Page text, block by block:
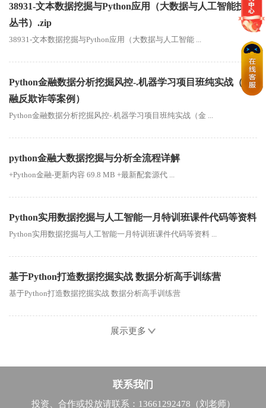
38931-文本数据挖掘与Python应用（大数据与人工智能技术
丛书）.zip
38931-文本数据挖掘与Python应用（大数据与人工智能 ...
Python金融数据分析挖掘风控-.机器学习项目班纯实战（金
融反欺诈等案例）
Python金融数据分析挖掘风控-.机器学习项目班纯实战（金 ...
python金融大数据挖掘与分析全流程详解
+Python金融-更新内容 69.8 MB +最新配套源代 ...
Python实用数据挖掘与人工智能一月特训班课件代码等资料
Python实用数据挖掘与人工智能一月特训班课件代码等资料 ...
基于Python打造数据挖掘实战 数据分析高手训练营
基于Python打造数据挖掘实战 数据分析高手训练营
展示更多
联系我们
投资、合作或投放请联系：13661292478（刘老师）